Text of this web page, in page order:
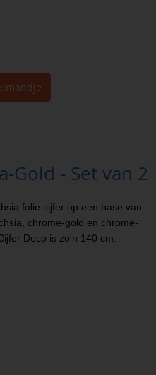
Gold - Set van 2
folie cijfer op een base van
chrome-gold en chrome-
Deco is zo'n 140 cm.